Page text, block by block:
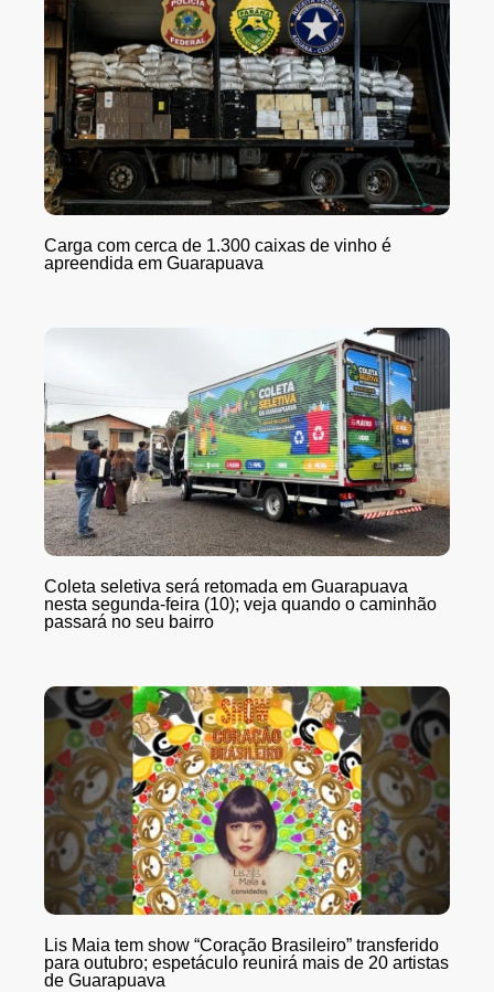
Carga com cerca de 1.300 caixas de vinho é
apreendida em Guarapuava
Coleta seletiva será retomada em Guarapuava
nesta segunda-feira (10); veja quando o caminhão
passará no seu bairro
Lis Maia tem show “Coração Brasileiro” transferido
para outubro; espetáculo reunirá mais de 20 artistas
de Guarapuava